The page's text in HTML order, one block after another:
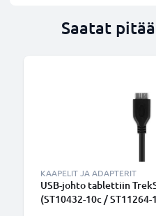
Saatat
KAAPELIT JA ADAPTERIT
USB-johto tablettiin
(ST10432-10c /